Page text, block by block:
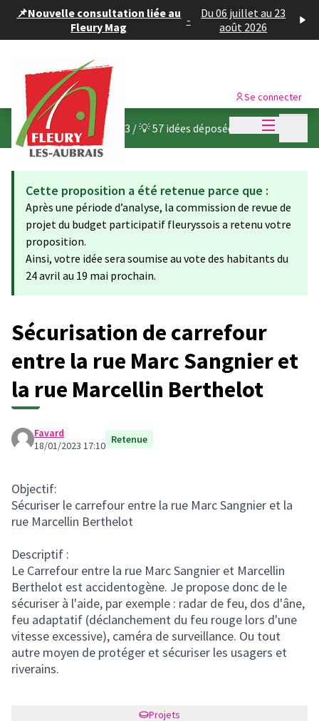
📌Nouvelle consultation liée au
Fleury Mag
-
Du 06 juillet au 23
août 2026
Menu
Se connecter
Budget participatif 2023 /💡 57 idées déposées
Cette proposition a été retenue parce que :
Après une période d’analyse, la commission de revue de
projet du budget participatif fleuryssois a retenu votre
proposition.
Ainsi, votre idée sera soumise au vote des habitants du
24 avril au 19 mai prochain.
Sécurisation de carrefour
entre la rue Marc Sangnier et
la rue Marcellin Berthelot
Favard
18/01/2023 17:10 Retenue
Objectif:
Sécuriser le carrefour entre la rue Marc Sangnier et la
rue Marcellin Berthelot
Descriptif :
Le Carrefour entre la rue Marc Sangnier et Marcellin
Berthelot est accidentogène. Je propose donc de le
sécuriser à l'aide, par exemple : radar de feu, dos d'âne,
feu adaptatif (déclanchement du feu rouge lors d'une
vitesse excessive), caméra de surveillance. Ou tout
autre moyen de protéger et sécuriser les usagers et
riverains.
Projets
Panneau de gestion des cookies